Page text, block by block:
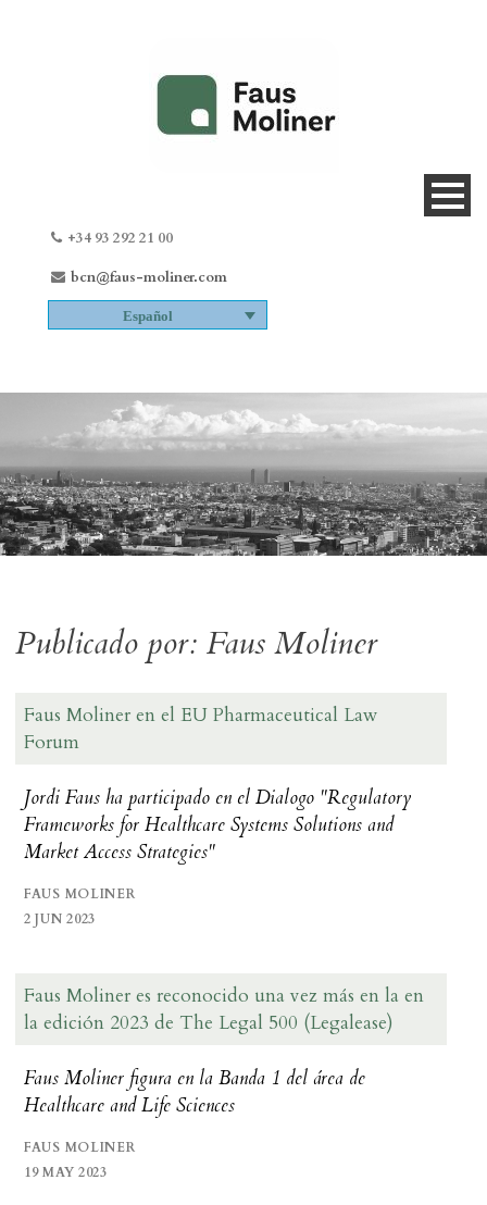
+34 93 292 21 00
bcn@faus-moliner.com
Español
Publicado por: Faus Moliner
Faus Moliner en el EU Pharmaceutical Law
Forum
Jordi Faus ha participado en el Dialogo "Regulatory
Frameworks for Healthcare Systems Solutions and
Market Access Strategies"
FAUS MOLINER
2 JUN 2023
Faus Moliner es reconocido una vez más en la en
la edición 2023 de The Legal 500 (Legalease)
Faus Moliner figura en la Banda 1 del área de
Healthcare and Life Sciences
FAUS MOLINER
19 MAY 2023